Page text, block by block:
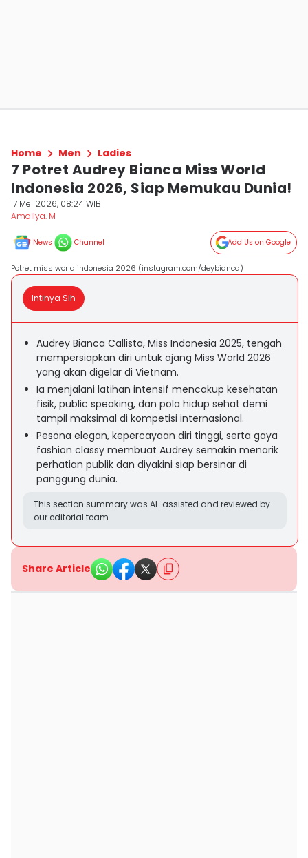
Home Men Ladies
7 Potret Audrey Bianca Miss World
Indonesia 2026, Siap Memukau Dunia!
17 Mei 2026, 08:24 WIB
Amaliya. M
News Channel Add Us on Google
Potret miss world indonesia 2026 (instagram.com/deybianca)
Intinya Sih
Audrey Bianca Callista, Miss Indonesia 2025, tengah
mempersiapkan diri untuk ajang Miss World 2026
yang akan digelar di Vietnam.
Ia menjalani latihan intensif mencakup kesehatan
fisik, public speaking, dan pola hidup sehat demi
tampil maksimal di kompetisi internasional.
Pesona elegan, kepercayaan diri tinggi, serta gaya
fashion classy membuat Audrey semakin menarik
perhatian publik dan diyakini siap bersinar di
panggung dunia.
This section summary was AI-assisted and reviewed by
our editorial team.
Share Article